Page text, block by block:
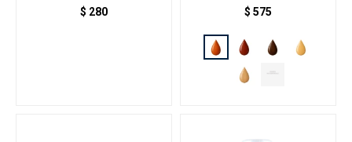
Nogal
$ 280
LASUR SATINADO 1LT -
$ 575